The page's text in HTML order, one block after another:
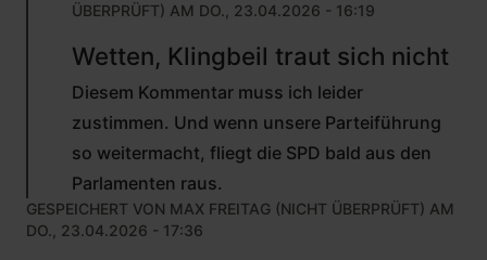
ÜBERPRÜFT) AM DO., 23.04.2026 - 16:19
AUF
PETER
PLUTARCH
ÜBERPRÜFT)
Wetten, Klingbeil traut sich nicht
Diesem Kommentar muss ich leider
zustimmen. Und wenn unsere Parteiführung
so weitermacht, fliegt die SPD bald aus den
Parlamenten raus.
GESPEICHERT VON MAX FREITAG (NICHT ÜBERPRÜFT) AM
DO., 23.04.2026 - 17:36